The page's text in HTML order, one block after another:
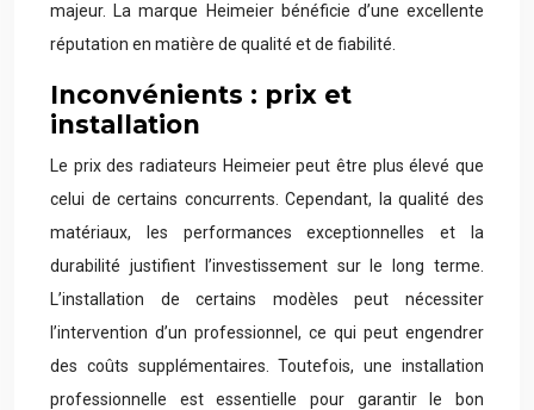
majeur. La marque Heimeier bénéficie d’une excellente
réputation en matière de qualité et de fiabilité.
Inconvénients : prix et
installation
Le prix des radiateurs Heimeier peut être plus élevé que
celui de certains concurrents. Cependant, la qualité des
matériaux, les performances exceptionnelles et la
durabilité justifient l’investissement sur le long terme.
L’installation de certains modèles peut nécessiter
l’intervention d’un professionnel, ce qui peut engendrer
des coûts supplémentaires. Toutefois, une installation
professionnelle est essentielle pour garantir le bon